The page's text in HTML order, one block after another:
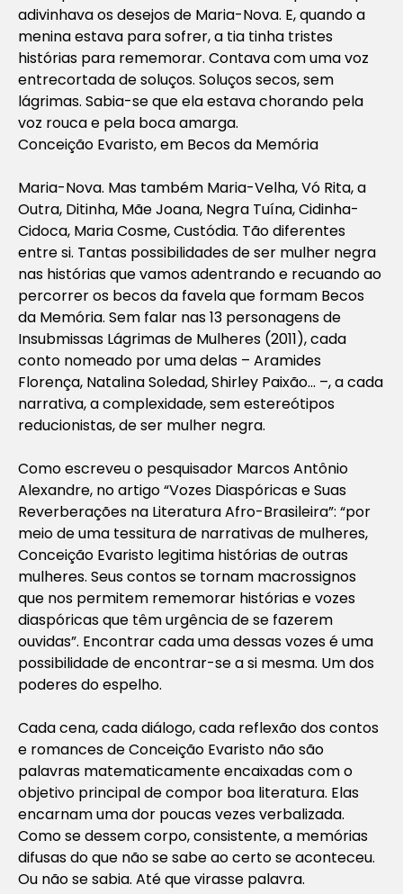
adivinhava os desejos de Maria-Nova. E, quando a
menina estava para sofrer, a tia tinha tristes
histórias para rememorar. Contava com uma voz
entrecortada de soluços. Soluços secos, sem
lágrimas. Sabia-se que ela estava chorando pela
voz rouca e pela boca amarga.
Conceição Evaristo, em Becos da Memória
Maria-Nova. Mas também Maria-Velha, Vó Rita, a
Outra, Ditinha, Mãe Joana, Negra Tuína, Cidinha-
Cidoca, Maria Cosme, Custódia. Tão diferentes
entre si. Tantas possibilidades de ser mulher negra
nas histórias que vamos adentrando e recuando ao
percorrer os becos da favela que formam Becos
da Memória. Sem falar nas 13 personagens de
Insubmissas Lágrimas de Mulheres (2011), cada
conto nomeado por uma delas – Aramides
Florença, Natalina Soledad, Shirley Paixão… –, a cada
narrativa, a complexidade, sem estereótipos
reducionistas, de ser mulher negra.
Como escreveu o pesquisador Marcos Antônio
Alexandre, no artigo “Vozes Diaspóricas e Suas
Reverberações na Literatura Afro-Brasileira”: “por
meio de uma tessitura de narrativas de mulheres,
Conceição Evaristo legitima histórias de outras
mulheres. Seus contos se tornam macrossignos
que nos permitem rememorar histórias e vozes
diaspóricas que têm urgência de se fazerem
ouvidas”. Encontrar cada uma dessas vozes é uma
possibilidade de encontrar-se a si mesma. Um dos
poderes do espelho.
Cada cena, cada diálogo, cada reflexão dos contos
e romances de Conceição Evaristo não são
palavras matematicamente encaixadas com o
objetivo principal de compor boa literatura. Elas
encarnam uma dor poucas vezes verbalizada.
Como se dessem corpo, consistente, a memórias
difusas do que não se sabe ao certo se aconteceu.
Ou não se sabia. Até que virasse palavra.